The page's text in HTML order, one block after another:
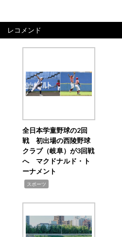
レコメンド
全日本学童野球の2回
戦 初出場の西陵野球
クラブ（岐阜）が3回戦
へ マクドナルド・ト
ーナメント
スポーツ